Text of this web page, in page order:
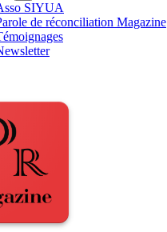
SIYUA
de réconciliation Magazine